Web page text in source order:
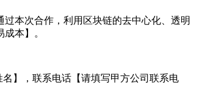
本次合作，利用区块链的去中心化、透明
本】。
】，联系电话【请填写甲方公司联系电